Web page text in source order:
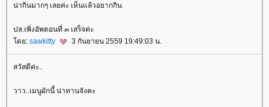
น่ากินมากๆ เลยค่ะ เห็นแล้วอยากกิน
ปล.เพิ่งอัพตอนที่ ๓ เสร็จค่ะ
ดย: sawkitty 3 กันยายน 2559 19:49:03 น.
สวัสดีค่ะ..
วาว..เมนูผักนี้ น่าทานจังคะ